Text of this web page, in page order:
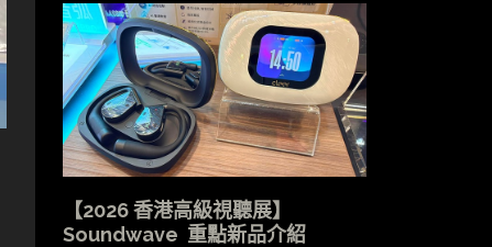
【2026 香港高級視聽展】
Soundwave 重點新品介紹